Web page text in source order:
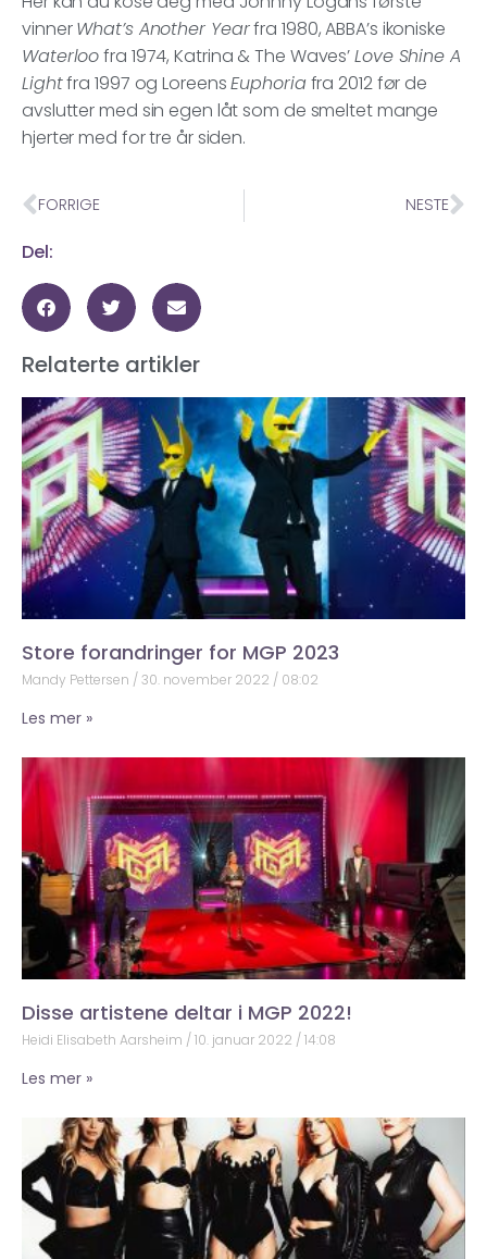
vinnerWhat’s Another Yearfra 1980, ABBA’s ikoniske
Waterloofra 1974, Katrina & The Waves’Love Shine A
Lightfra 1997 og LoreensEuphoriafra 2012 før de
avslutter med sin egen låt som de smeltet mange
hjerter med for tre år siden.
FORRIGE NESTE
Del:
Relaterte artikler
Store forandringer for MGP 2023
Mandy Pettersen 30. november 2022 08:02
Les mer »
Disse artistene deltar i MGP 2022!
Heidi Elisabeth Aarsheim 10. januar 2022 14:08
Les mer »